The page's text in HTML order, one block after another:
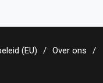
(EU)
Over ons